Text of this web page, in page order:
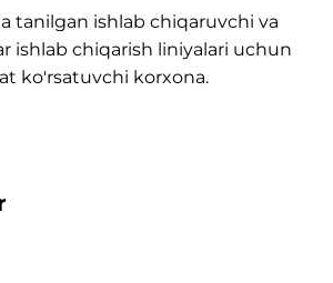
tanilgan ishlab chiqaruvchi va
ishlab chiqarish liniyalari uchun
ko'rsatuvchi korxona.